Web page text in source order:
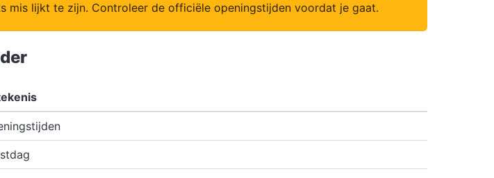
mis lijkt te zijn. Controleer de officiële openingstijden voordat je gaat.